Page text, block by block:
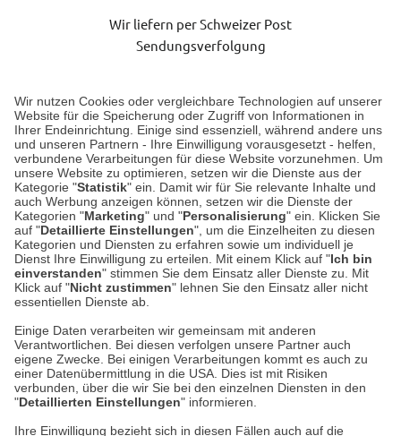
Wir nutzen Cookies oder vergleichbare Technologien auf unserer
Website für die Speicherung oder Zugriff von Informationen in
Ihrer Endeinrichtung. Einige sind essenziell, während andere uns
und unseren Partnern - Ihre Einwilligung vorausgesetzt - helfen,
verbundene Verarbeitungen für diese Website vorzunehmen. Um
unsere Website zu optimieren, setzen wir die Dienste aus der
Kategorie "Statistik" ein. Damit wir für Sie relevante Inhalte und
auch Werbung anzeigen können, setzen wir die Dienste der
Kategorien "Marketing" und "Personalisierung" ein. Klicken Sie
auf "Detaillierte Einstellungen", um die Einzelheiten zu diesen
Kategorien und Diensten zu erfahren sowie um individuell je
Dienst Ihre Einwilligung zu erteilen. Mit einem Klick auf "Ich bin
einverstanden" stimmen Sie dem Einsatz aller Dienste zu. Mit
Klick auf "Nicht zustimmen" lehnen Sie den Einsatz aller nicht
essentiellen Dienste ab.
Einige Daten verarbeiten wir gemeinsam mit anderen
Verantwortlichen. Bei diesen verfolgen unsere Partner auch
eigene Zwecke. Bei einigen Verarbeitungen kommt es auch zu
einer Datenübermittlung in die USA. Dies ist mit Risiken
verbunden, über die wir Sie bei den einzelnen Diensten in den
"Detaillierten Einstellungen" informieren.
Ihre Einwilligung bezieht sich in diesen Fällen auch auf die
Wir liefern per Schweizer Post
Sendungsverfolgung
Unser Geschäft in Meckenheim
Auf dem Steinbüchel 6
53340 Meckenheim
Montag bis Samstag 9:00 Uhr bis 18:00 Uhr
weitere Information
Hier finden Sie uns im Netz
Cookie-Einstellungen in Ihrem Browser